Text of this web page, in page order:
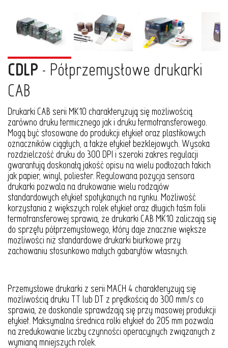
CDLP - Półprzemysłowe drukarki
CAB
Drukarki CAB serii MK10 charakteryzują się możliwością
zarówno druku termicznego jak i druku termotransferowego.
Mogą być stosowane do produkcji etykiet oraz plastikowych
oznaczników ciągłych, a także etykiet bezklejowych. Wysoka
rozdzielczość druku do 300 DPI i szeroki zakres regulacji
gwarantują doskonałą jakość opisu na wielu podłożach takich
jak papier, winyl, poliester. Regulowana pozycja sensora
drukarki pozwala na drukowanie wielu rodzajów
standardowych etykiet spotykanych na rynku. Możliwość
korzystania z większych rolek etykiet oraz długich taśm folii
termotransferowej sprawia, że drukarki CAB MK10 zaliczają się
do sprzętu półprzemysłowego, który daje znacznie większe
możliwości niż standardowe drukarki biurkowe przy
zachowaniu stosunkowo małych gabarytów własnych.
Przemysłowe drukarki z serii MACH 4 charakteryzują się
możliwością druku TT lub DT z prędkością do 300 mm/s co
sprawia, że doskonale sprawdzają się przy masowej produkcji
etykiet. Maksymalna średnica rolki etykiet do 205 mm pozwala
na zredukowanie liczby czynności operacyjnych związanych z
wymianą mniejszych rolek.